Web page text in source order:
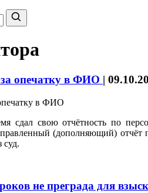
опечатку в ФИО |
сдал свою отчётность по
(дополняющий)
суд.
не преграда для